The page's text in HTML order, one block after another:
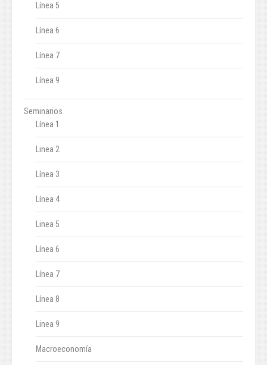
Línea 5
Línea 6
Línea 7
Línea 9
Seminarios
Línea 1
Linea 2
Línea 3
Línea 4
Linea 5
Línea 6
Línea 7
Línea 8
Linea 9
Macroeconomía